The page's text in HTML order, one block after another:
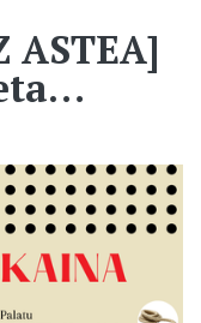
ASTEA]